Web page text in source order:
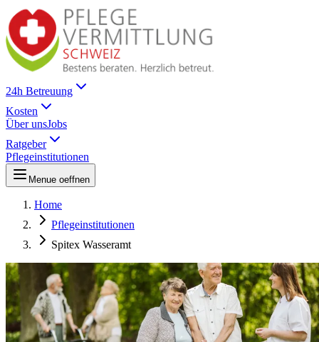
24h Betreuung
Kosten
Über unsJobs
Ratgeber
Pflegeinstitutionen
Menue oeffnen
Home
Pflegeinstitutionen
Spitex Wasseramt